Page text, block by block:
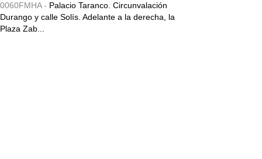
0060FMHA - Palacio Taranco. Circunvalación
Durango y calle Solís. Adelante a la derecha, la
Plaza Zab...